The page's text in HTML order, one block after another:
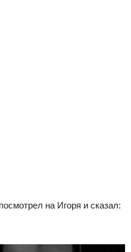
на Игоря и сказал: